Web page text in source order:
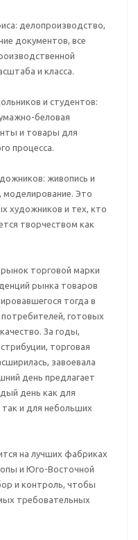
делопроизводство,
документов, все
и класса.
и студентов:
беловая
и товары для
процесса.
живопись и
моделирование. Это
художников и тех, кто
творчеством как
рынок торговой марки
рынка товаров
тогда в
готовых
За годы,
торговая
завоевала
день предлагает
день как для
и для небольших
на лучших фабриках
и Юго-Восточной
и контроль, чтобы
требовательных